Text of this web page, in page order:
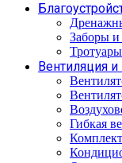
Заборы и
Вентиляция
Гибкая